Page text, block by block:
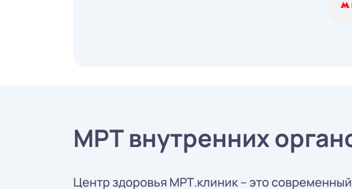
МРТ внутренних
Центр здоровья МРТ.клиник – это